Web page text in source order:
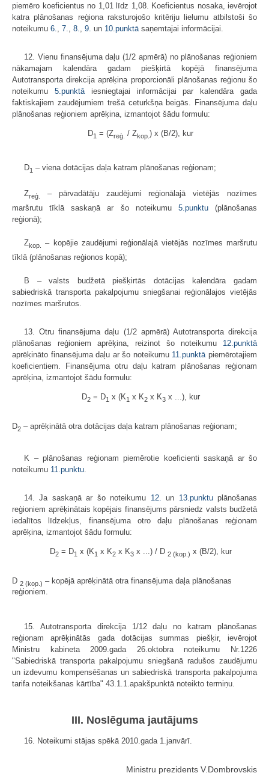
piemēro koeficientus no 1,01 līdz 1,08. Koeficientus nosaka, ievērojot
katra plānošanas reģiona raksturojošo kritēriju lielumu atbilstoši šo
noteikumu 6., 7., 8., 9. un 10.punktāsaņemtajai informācijai.
12. Vienu finansējuma daļu (1/2 apmērā) no plānošanas reģioniem
nākamajam kalendāra gadam piešķirtā kopējā finansējuma
Autotransporta direkcija aprēķina proporcionāli plānošanas reģionu šo
noteikumu 5.punktāiesniegtajai informācijai par kalendāra gada
faktiskajiem zaudējumiem trešā ceturkšņa beigās. Finansējuma daļu
plānošanas reģioniem aprēķina, izmantojot šādu formulu:
D1 = (Zreģ. / Zkop. ) x (B/2), kur
D1 – viena dotācijas daļa katram plānošanas reģionam;
Zreģ.
– pārvadātāju zaudējumi reģionālajā vietējās nozīmes
maršrutu tīklā saskaņā ar šo noteikumu 5.punktu(plānošanas
reģionā);
Zkop.
– kopējie zaudējumi reģionālajā vietējās nozīmes maršrutu
tīklā (plānošanas reģionos kopā);
B – valsts budžetā piešķirtās dotācijas kalendāra gadam
sabiedriskā transporta pakalpojumu sniegšanai reģionālajos vietējās
nozīmes maršrutos.
13. Otru finansējuma daļu (1/2 apmērā) Autotransporta direkcija
plānošanas reģioniem aprēķina, reizinot šo noteikumu 12.punktā
aprēķināto finansējuma daļu ar šo noteikumu 11.punktā piemērotajiem
koeficientiem. Finansējuma otru daļu katram plānošanas reģionam
aprēķina, izmantojot šādu formulu:
D2= D1 x (K1 x K2x K3x ...), kur
D2 – aprēķinātā otra dotācijas daļa katram plānošanas reģionam;
K – plānošanas reģionam piemērotie koeficienti saskaņā ar šo
noteikumu 11.punktu
14. Ja saskaņā ar šo noteikumu 12.un 13.punktuplānošanas
reģioniem aprēķinātais kopējais finansējums pārsniedz valsts budžetā
iedalītos līdzekļus, finansējuma otro daļu plānošanas reģionam
aprēķina, izmantojot šādu formulu:
D2= D1 x (K1 x K2x K3x ...) / D 2 (kop.) x (B/2), kur
D 2 (kop.) – kopējā aprēķinātā otra finansējuma daļa plānošanas
reģioniem.
15. Autotransporta direkcija 1/12 daļu no katram plānošanas
reģionam aprēķinātās gada dotācijas summas piešķir, ievērojot
Ministru kabineta 2009.gada 26.oktobra noteikumu Nr.1226
"Sabiedriskā transporta pakalpojumu sniegšanā radušos zaudējumu
un izdevumu kompensēšanas un sabiedriskā transporta pakalpojuma
tarifa noteikšanas kārtība" 43.1.1.apakšpunktā noteikto termiņu.
III. Noslēguma jautājums
16. Noteikumi stājas spēkā 2010.gada 1.janvārī.
Ministru prezidents V.Dombrovskis